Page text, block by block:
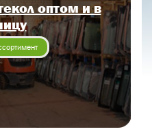
оптом и в